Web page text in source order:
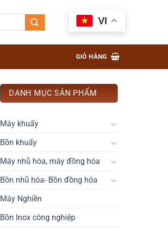
VI
GIỎ HÀNG
DANH MỤC SẢN PHẨM
Máy khuấy
Bồn khuấy
Máy nhũ hóa, máy đồng hóa
Bồn nhũ hóa- Bồn đồng hóa
Máy Nghiền
Bồn Inox công nghiệp